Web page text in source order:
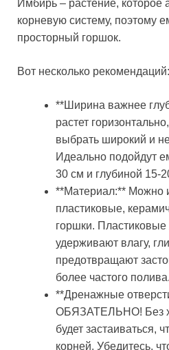
Имбирь – растение, которое
корневую систему, поэтому
просторный горшок.
Вот несколько рекомендаций:
**Ширина важнее
растет
выбрать широкий и
Идеально подойдут
30 см и глубиной 15-
**Материал:** Можно
пластиковые,
горшки.
удерживают влагу,
предотвращают
более частого полива.
**Дренажные
ОБЯЗАТЕЛЬНО! Без
будет застаиваться,
корней. Убедитесь,